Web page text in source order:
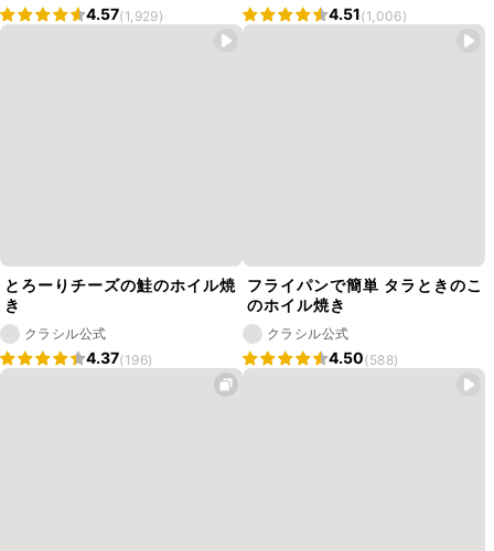
4.57(1,929) 4.51(1,006)
とろーりチーズの鮭のホイル焼
き
クラシル公式
4.37(196)
フライパンで簡単 タラときのこ
のホイル焼き
クラシル公式
4.50(588)